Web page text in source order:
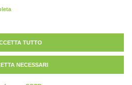
|Privacy policy